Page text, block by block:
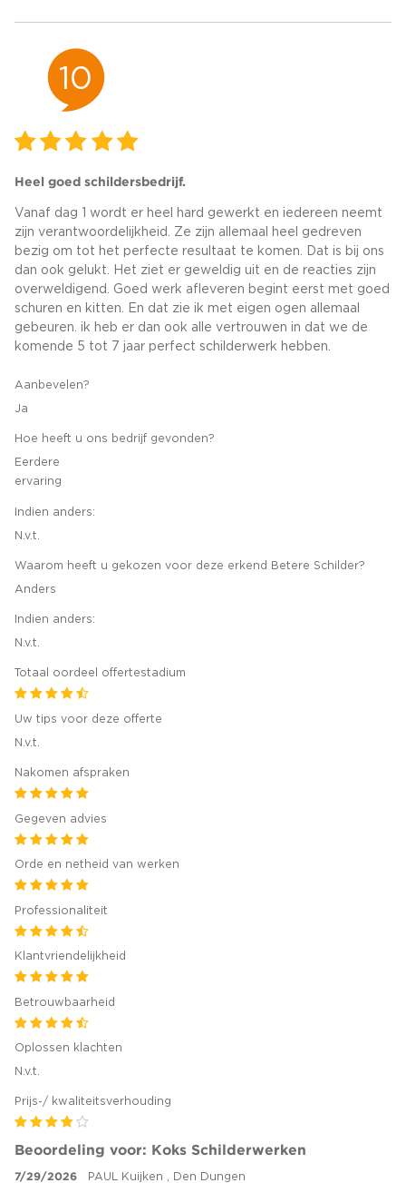
10
Heel goed schildersbedrijf.
Vanaf dag 1 wordt er heel hard gewerkt en iedereen neemt
zijn verantwoordelijkheid. Ze zijn allemaal heel gedreven
bezig om tot het perfecte resultaat te komen. Dat is bij ons
dan ook gelukt. Het ziet er geweldig uit en de reacties zijn
overweldigend. Goed werk afleveren begint eerst met goed
schuren en kitten. En dat zie ik met eigen ogen allemaal
gebeuren. ik heb er dan ook alle vertrouwen in dat we de
komende 5 tot 7 jaar perfect schilderwerk hebben.
Aanbevelen?
Ja
Hoe heeft u ons bedrijf gevonden?
Eerdere
ervaring
Indien anders:
N.v.t.
Waarom heeft u gekozen voor deze erkend Betere Schilder?
Anders
Indien anders:
N.v.t.
Totaal oordeel offertestadium
Uw tips voor deze offerte
N.v.t.
Nakomen afspraken
Gegeven advies
Orde en netheid van werken
Professionaliteit
Klantvriendelijkheid
Betrouwbaarheid
Oplossen klachten
N.v.t.
Prijs-/ kwaliteitsverhouding
Beoordeling voor: Koks Schilderwerken
7/29/2026 PAUL Kuijken , Den Dungen